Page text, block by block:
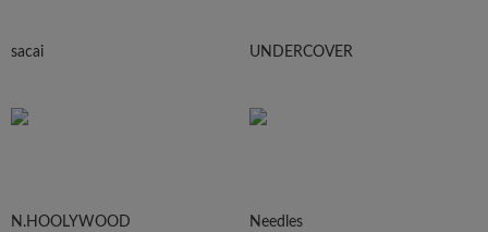
sacai UNDERCOVER
N.HOOLYWOOD Needles